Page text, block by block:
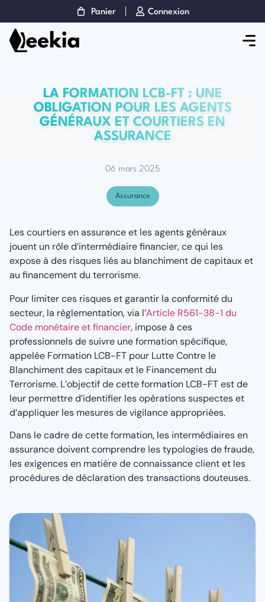
Panier Connexion
LA FORMATION LCB-FT : UNE
OBLIGATION POUR LES AGENTS
GÉNÉRAUX ET COURTIERS EN
ASSURANCE
06 mars 2025
Assurance
Les courtiers en assurance et les agents généraux
jouent un rôle d’intermédiaire financier, ce qui les
expose à des risques liés au blanchiment de capitaux et
au financement du terrorisme.
Pour limiter ces risques et garantir la conformité du
secteur, la réglementation, via l’Article R561-38-1 du
Code monétaire et financier, impose à ces
professionnels de suivre une formation spécifique,
appelée Formation LCB-FT pour Lutte Contre le
Blanchiment des capitaux et le Financement du
Terrorisme. L’objectif de cette formation LCB-FT est de
leur permettre d’identifier les opérations suspectes et
d’appliquer les mesures de vigilance appropriées.
Dans le cadre de cette formation, les intermédiaires en
assurance doivent comprendre les typologies de fraude,
les exigences en matière de connaissance client et les
procédures de déclaration des transactions douteuses.